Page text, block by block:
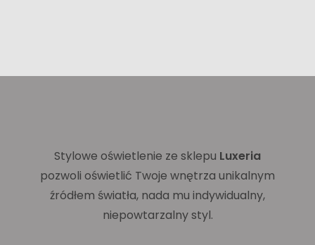
Stylowe oświetlenie ze sklepu Luxeria
pozwoli oświetlić Twoje wnętrza unikalnym
źródłem światła, nada mu indywidualny,
niepowtarzalny styl.